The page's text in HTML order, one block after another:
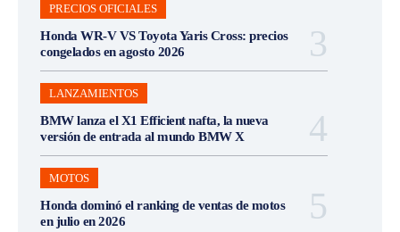
PRECIOS OFICIALES
Honda WR-V VS Toyota Yaris Cross: precios
congelados en agosto 2026
LANZAMIENTOS
BMW lanza el X1 Efficient nafta, la nueva
versión de entrada al mundo BMW X
MOTOS
Honda dominó el ranking de ventas de motos
en julio en 2026